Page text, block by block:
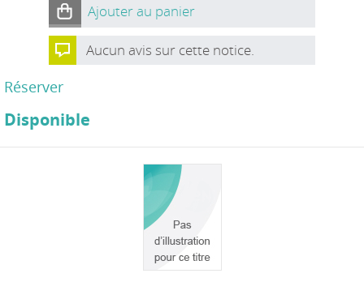
Ajouter au panier
Aucun avis sur cette notice.
Réserver
Disponible